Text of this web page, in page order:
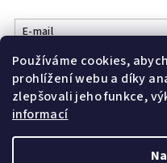
Používáme cookies,
prohlížení webu a díky
zlepšovali jeho funkce,
informací
E-mail
Vložením e-mailu
údajů
Přihlásit se